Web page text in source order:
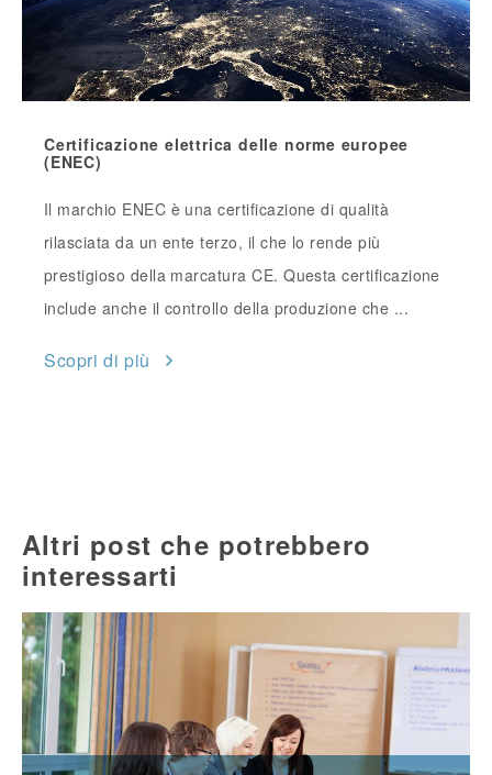
Certificazione elettrica delle norme europee
(ENEC)
Il marchio ENEC è una certificazione di qualità
rilasciata da un ente terzo, il che lo rende più
prestigioso della marcatura CE. Questa certificazione
include anche il controllo della produzione che ...
Scopri di più
Altri post che potrebbero
interessarti